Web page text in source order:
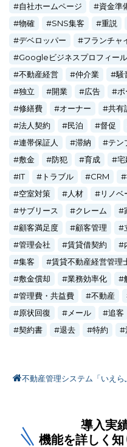
自社ホームページ
資金準
物確
SNS集客 重説
デベロッパー
フランチャ
Googleビジネスプロフィール
不動産経営
仲介業 騒
独立
開業 広告 ポ
修繕費
オーナー 共有
法人契約
民泊 督促
連帯保証人
滞納 テン
敷金
防犯 育成 宅
IT
トラブル CRM
空室対策
人材 リノベ
サブリース
クレーム
顧客満足度
顧客管理
管理会社
賃貸借契約
集客
賃貸不動産経営管理
敷金償却
業務効率化
管理費・共益費
不動産
原状回復
メール 追客
契約書
退去 特約
不動産管理システム「いえら
導入実
機能を詳しく知